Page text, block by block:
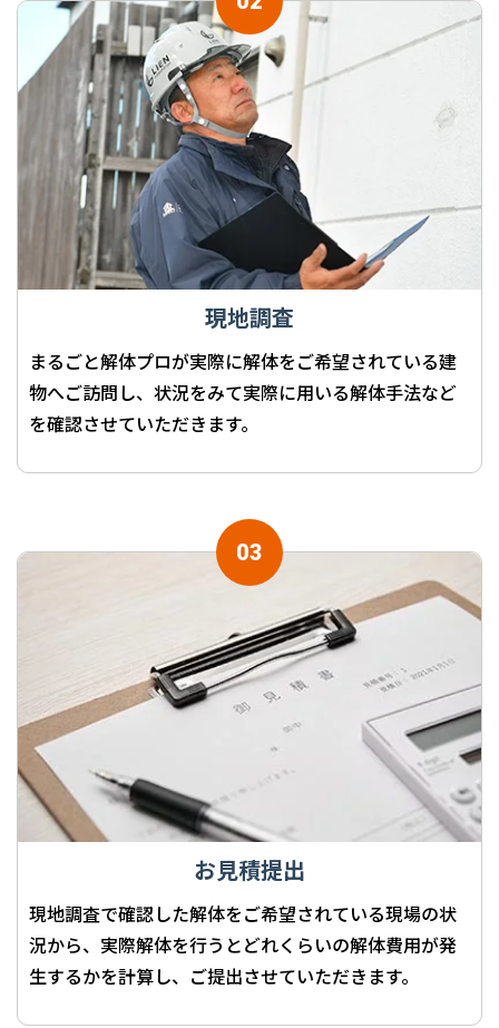
現地調査
まるごと解体プロが実際に解体をご希望されている建
物へご訪問し、状況をみて実際に用いる解体手法など
を確認させていただきます。
お見積提出
現地調査で確認した解体をご希望されている現場の状
況から、実際解体を行うとどれくらいの解体費用が発
生するかを計算し、ご提出させていただきます。